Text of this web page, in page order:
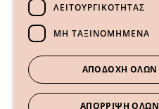
ΛΕΙΤΟΥΡΓΙΚΌΤΗΤΑΣ
ΜΗ ΤΑΞΙΝΟΜΗΜΈΝΑ
ΑΠΟΔΟΧΉ ΌΛΩΝ
ΑΠΌΡΡΙΨΗ ΌΛΩΝ